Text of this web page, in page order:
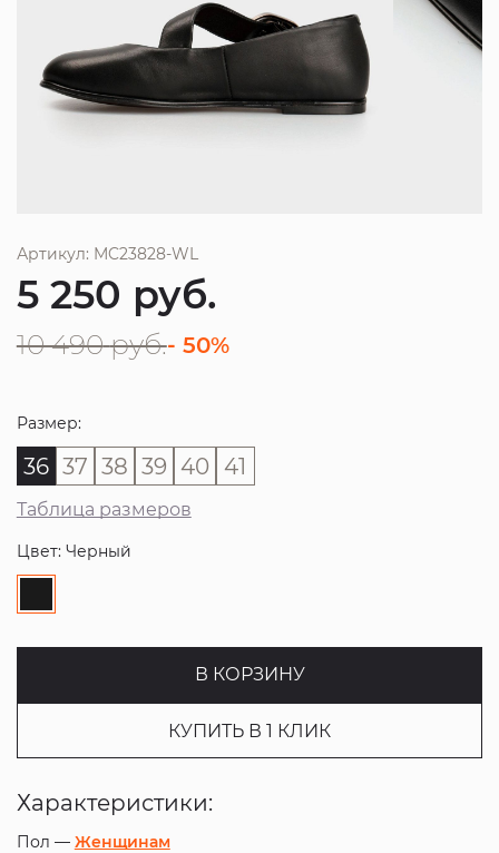
Артикул: MC23828-WL
5 250 руб.
10 490 руб.- 50%
Размер:
36 37 38 39 40 41
Таблица размеров
Цвет: Черный
В КОРЗИНУ
КУПИТЬ В 1 КЛИК
Характеристики:
Пол — Женщинам